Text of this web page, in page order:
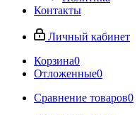
Контакты
Личный кабинет
Корзина0
Отложенные0
Сравнение товаров0